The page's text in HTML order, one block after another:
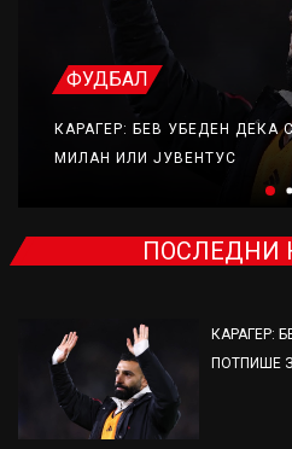
ФУДБАЛ
КАРАГЕР: БЕВ УБЕДЕН ДЕКА
МИЛАН ИЛИ ЈУВЕНТУС
ПОСЛЕДНИ
КАРАГЕР:
ПОТПИШЕ